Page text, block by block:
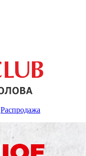
Распродажа